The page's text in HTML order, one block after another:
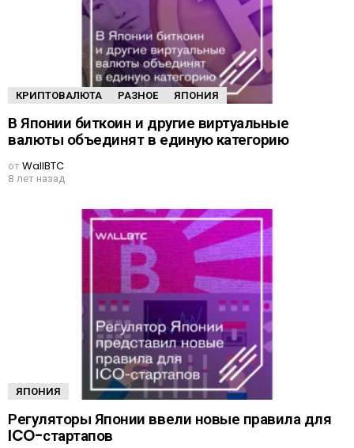
КРИПТОВАЛЮТА РАЗНОЕ ЯПОНИЯ
В Японии биткоин и другие виртуальные
валюты объединят в единую категорию
отWallBTC
8 лет назад
ЯПОНИЯ
Регуляторы Японии ввели новые правила для
ICO-стартапов